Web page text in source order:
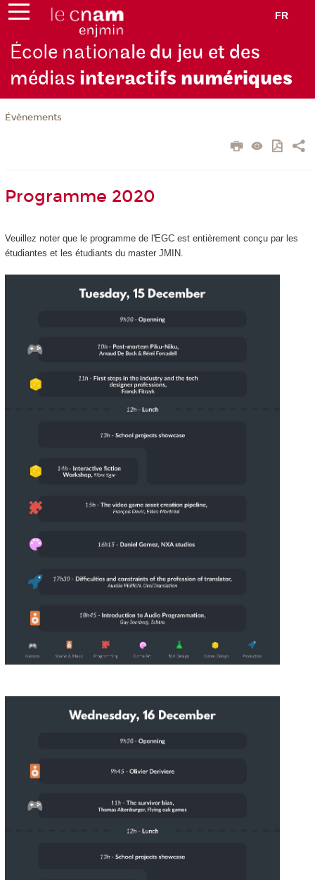
FR
École nationale du jeu et des
médias interactifs numériques
Évènements
Programme 2020
Veuillez noter que le programme de l'EGC est entièrement conçu par les
étudiantes et les étudiants du master JMIN.